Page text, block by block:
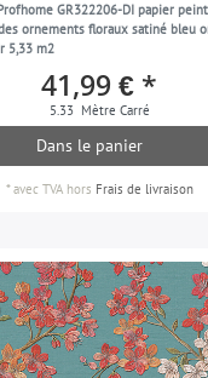
GR322206-DI papier
ornements floraux satiné bleu
5,33 m2
41,99 € *
5.33 Mètre Carré
Dans le panier
*avec TVAhors Frais de livraison